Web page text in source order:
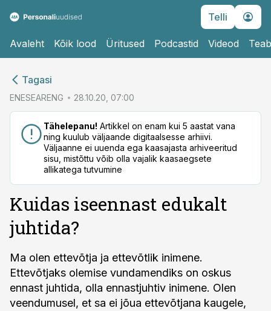
Telli
Avaleht Kõik lood Üritused Podcastid Videod
Tagasi
ENESEARENG 28.10.20, 07:00
Tähelepanu! Artikkel on enam kui 5 aastat vana
ning kuulub väljaande digitaalsesse arhiivi.
Väljaanne ei uuenda ega kaasajasta arhiveeritud
sisu, mistõttu võib olla vajalik kaasaegsete
allikatega tutvumine
Kuidas iseennast edukalt
juhtida?
Ma olen ettevõtja ja ettevõtlik inimene.
Ettevõtjaks olemise vundamendiks on oskus
ennast juhtida, olla ennastjuhtiv inimene. Olen
veendumusel, et sa ei jõua ettevõtjana kaugele,